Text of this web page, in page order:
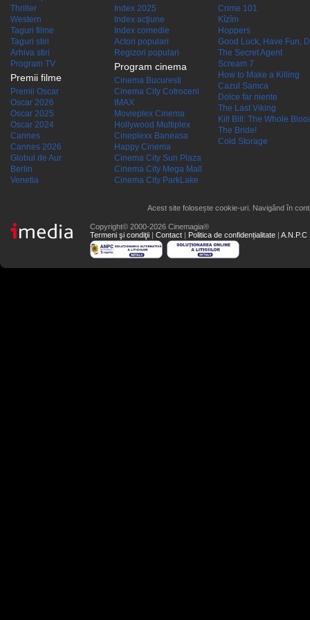
Thriller
Western
Taguri filme
Taguri stiri
Arhiva stiri
Program TV
Premii filme
Premii Oscar
Oscar 2026
Oscar 2025
Oscar 2024
Cannes
Cannes 2026
Globul de Aur
Berlin
Venetia
Index 2025
Index acţiune
Index comedie
Actori populari
Regizori populari
Program cinema
Cinema Bucuresti
Cinema City Cotroceni
IMAX
Movieplex Cinema
Hollywood Multiplex
Cineplexx Baneasa
Happy Cinema
Cinema City Sun Plaza
Cinema City Mega Mall
Cinema City ParkLake
Crime 101
Kîzîm
Hoppers
Good Luck, Have Fun,
The Secret Agent
Scream 7
How to Make a Killing
Cazul Samca
Dolce far niente
The Last Viking
Kill Bill: The Whole
The Bride!
Cold Storage
Acest site folosește cookie-uri. Navigând în
Copyright© 2000-2026 Cinemagia®
Termeni şi condiţii | Contact | Politica de confidențialitate | A.N.P.C